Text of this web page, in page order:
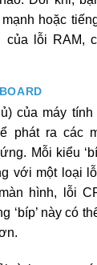
hoặc
lỗi RAM,
của máy
phát ra các
Mỗi kiểu
với một loại
hình, lỗi
‘bíp’ này có